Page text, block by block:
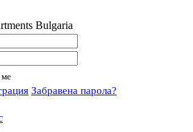
Bulgaria
Забравена парола?